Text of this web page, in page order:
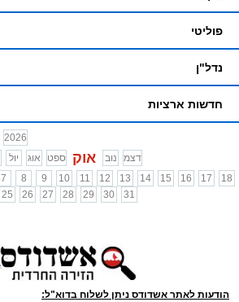
פוליטי
נדל"ן
חדשות ארציות
2026
יול אוג ספט אוק נוב
דצמ
7 8 9 10 11 12 13 14 15 16 17
18
25 26 27 28 29 30 31
הודעות לאתר אשדודס ניתן לשלוח בדוא"ל: